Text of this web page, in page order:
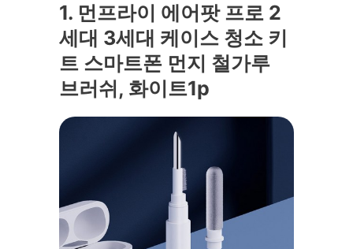
1. 먼프라이 에어팟 프로 2
세대 3세대 케이스 청소 키
트 스마트폰 먼지 철가루
브러쉬, 화이트1p